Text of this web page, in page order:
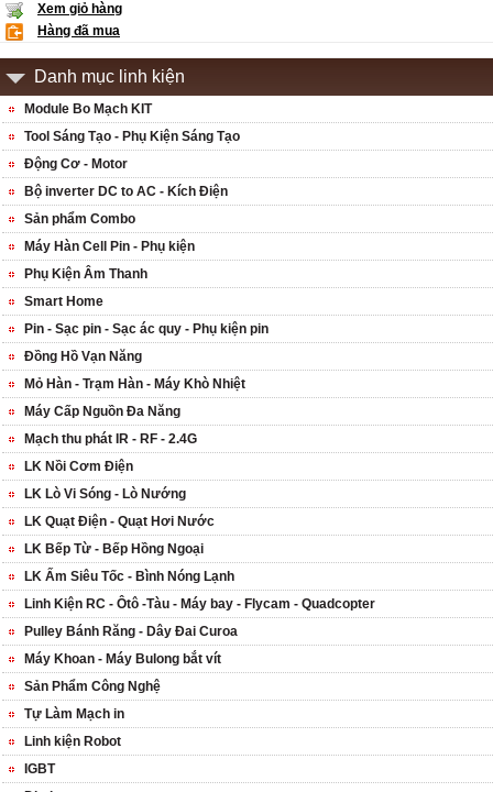
Xem giỏ hàng
Hàng đã mua
Danh mục linh kiện
Module Bo Mạch KIT
Tool Sáng Tạo - Phụ Kiện Sáng Tạo
Động Cơ - Motor
Bộ inverter DC to AC - Kích Điện
Sản phẩm Combo
Máy Hàn Cell Pin - Phụ kiện
Phụ Kiện Âm Thanh
Smart Home
Pin - Sạc pin - Sạc ác quy - Phụ kiện pin
Đồng Hồ Vạn Năng
Mỏ Hàn - Trạm Hàn - Máy Khò Nhiệt
Máy Cấp Nguồn Đa Năng
Mạch thu phát IR - RF - 2.4G
LK Nồi Cơm Điện
LK Lò Vi Sóng - Lò Nướng
LK Quạt Điện - Quạt Hơi Nước
LK Bếp Từ - Bếp Hồng Ngoại
LK Ấm Siêu Tốc - Bình Nóng Lạnh
Linh Kiện RC - Ôtô -Tàu - Máy bay - Flycam - Quadcopter
Pulley Bánh Răng - Dây Đai Curoa
Máy Khoan - Máy Bulong bắt vít
Sản Phẩm Công Nghệ
Tự Làm Mạch in
Linh kiện Robot
IGBT